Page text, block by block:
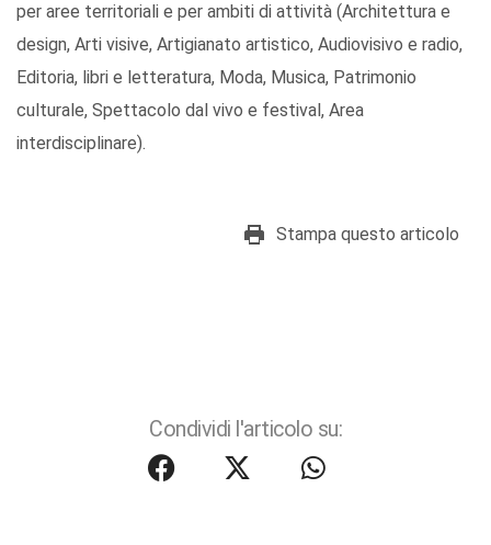
per aree territoriali e per ambiti di attività (Architettura e
design, Arti visive, Artigianato artistico, Audiovisivo e radio,
Editoria, libri e letteratura, Moda, Musica, Patrimonio
culturale, Spettacolo dal vivo e festival, Area
interdisciplinare).
Stampa questo articolo
Condividi l'articolo su: